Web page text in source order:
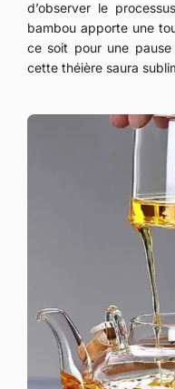
d’observer le
bambou apporte une
ce soit pour une
cette théière saura